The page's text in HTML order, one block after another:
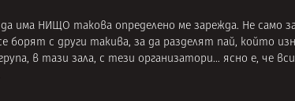
има НИЩО такова определено ме зарежда. Не само
борят с други такива, за да разделят пай, който
в тази зала, с тези организатори… ясно е, че